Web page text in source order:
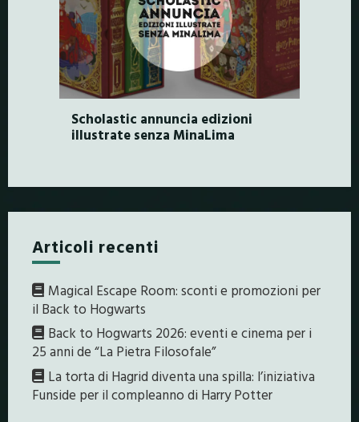
Scholastic annuncia edizioni
illustrate senza MinaLima
Articoli recenti
Magical Escape Room: sconti e promozioni per
il Back to Hogwarts
Back to Hogwarts 2026: eventi e cinema per i
25 anni de “La Pietra Filosofale”
La torta di Hagrid diventa una spilla: l’iniziativa
Funside per il compleanno di Harry Potter